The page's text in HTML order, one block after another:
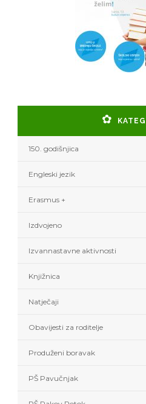
150. godišnjica
Engleski jezik
Erasmus +
Izdvojeno
Izvannastavne aktivnosti
Knjižnica
Natječaji
Obavijesti za roditelje
Produženi boravak
PŠ Pavučnjak